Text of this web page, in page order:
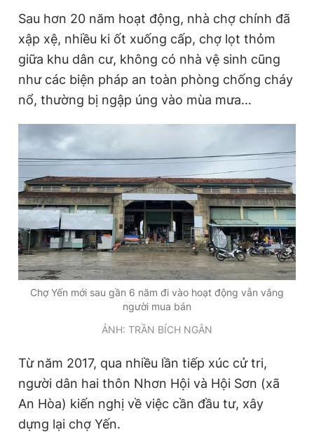
Đọc Thanh Niên trên điện thoại
Theo dõi báo trên
Hotline
0906 645 777
Liên hệ quảng cáo
0908 780 404
Đặt báo Quảng cáo RSS Tòa soạn Chính sách bảo
Tổng biên tập: Nguyễn Ngọc Toàn
Phó tổng biên tập thường trực: Hải Thành
Phó tổng biên tập: Lâm Hiếu Dũng
Phó tổng biên tập: Trần Việt Hưng
Giấy phép xuất bản số 110/GP - BTTTT cấp ngày 24.3.2020
© 2003-2026 Bản quyền thuộc về Báo Thanh Niên. Cấm sao
chép dưới mọi hình thức nếu không có sự chấp thuận bằng văn
bản. Phát triển bởi ePi Technologies, JSC.
Sau hơn 20 năm hoạt động, nhà chợ chính đã
xập xệ, nhiều ki ốt xuống cấp, chợ lọt thỏm
giữa khu dân cư, không có nhà vệ sinh cũng
như các biện pháp an toàn phòng chống cháy
nổ, thường bị ngập úng vào mùa mưa…
Chợ Yến mới sau gần 6 năm đi vào hoạt động vẫn vắng
người mua bán
ẢNH: TRẦN BÍCH NGÂN
Từ năm 2017, qua nhiều lần tiếp xúc cử tri,
người dân hai thôn Nhơn Hội và Hội Sơn (xã
An Hòa) kiến nghị về việc cần đầu tư, xây
dựng lại chợ Yến.